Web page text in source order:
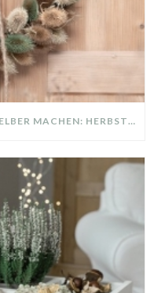
KRANZ AUS WILDEN KARDE SELBER MACHEN: HERBSTDEKO GANZ EINFACH